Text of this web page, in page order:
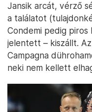
Jansik arcát, vérző
a találatot
Condemi pedig
jelentett – kiszállt.
Campagna
neki nem kellett